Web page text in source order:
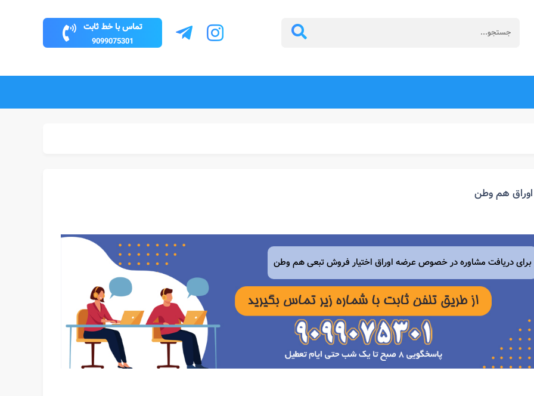
تماس با خط ثابت
9099075301
اوراق هم وطن
برای دریافت مشاوره در خصوص عرضه اوراق اختیار فروش تبعی هم وطن